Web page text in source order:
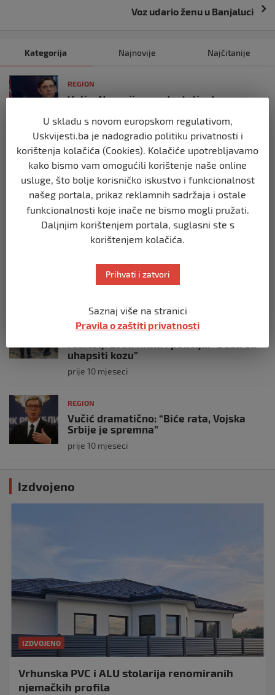
Voz udario ženu u Banjaluci
Kategorija Najnovije Najčitanije
REGION
Vulin: Ne smije se odustati od
prije 10 mjeseci
Mira se dvadeseti put cijepila protiv
gripe: ‘Zato da ne budem bolesna’
prije 10 mjeseci
Predsjednik Srbije Aleksandar Vučić
prije 10 mjeseci
REGION
Koza ogrebala dijete u zoološkom vrtu,
uhapsiti kozu”
prije 10 mjeseci
REGION
Vučić dramatično: “Biće rata, Vojska
Srbije je spremna”
prije 10 mjeseci
Izdvojeno
IZDVOJENO
Vrhunska PVC i ALU stolarija renomiranih
njemačkih profila
U skladu s novom europskom regulativom,
Uskvijesti.ba je nadogradio politiku privatnosti i
korištenja kolačića (Cookies). Kolačiće upotrebljavamo
kako bismo vam omogućili korištenje naše online
usluge, što bolje korisničko iskustvo i funkcionalnost
našeg portala, prikaz reklamnih sadržaja i ostale
funkcionalnosti koje inače ne bismo mogli pružati.
Daljnjim korištenjem portala, suglasni ste s
korištenjem kolačića.
Prihvati i zatvori
Saznaj više na stranici
Pravila o zaštiti privatnosti